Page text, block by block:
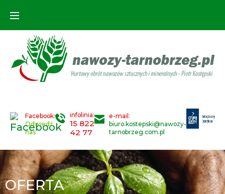
Facebook:
Odwiedź
nas
infolinia:
15 822
42 77
e-mail:
biuro.kostepski@nawozy-
tarnobrzeg.com.pl
OFERTA